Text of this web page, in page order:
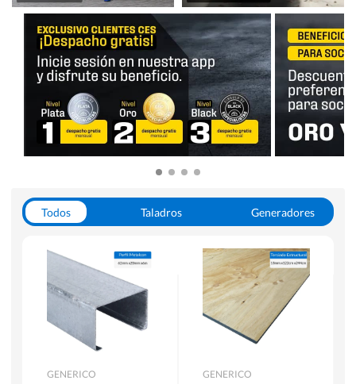
Todos Taladros
Generadores
Herramientas Manuales
Sierras Circulares
GENERICO GENERICO